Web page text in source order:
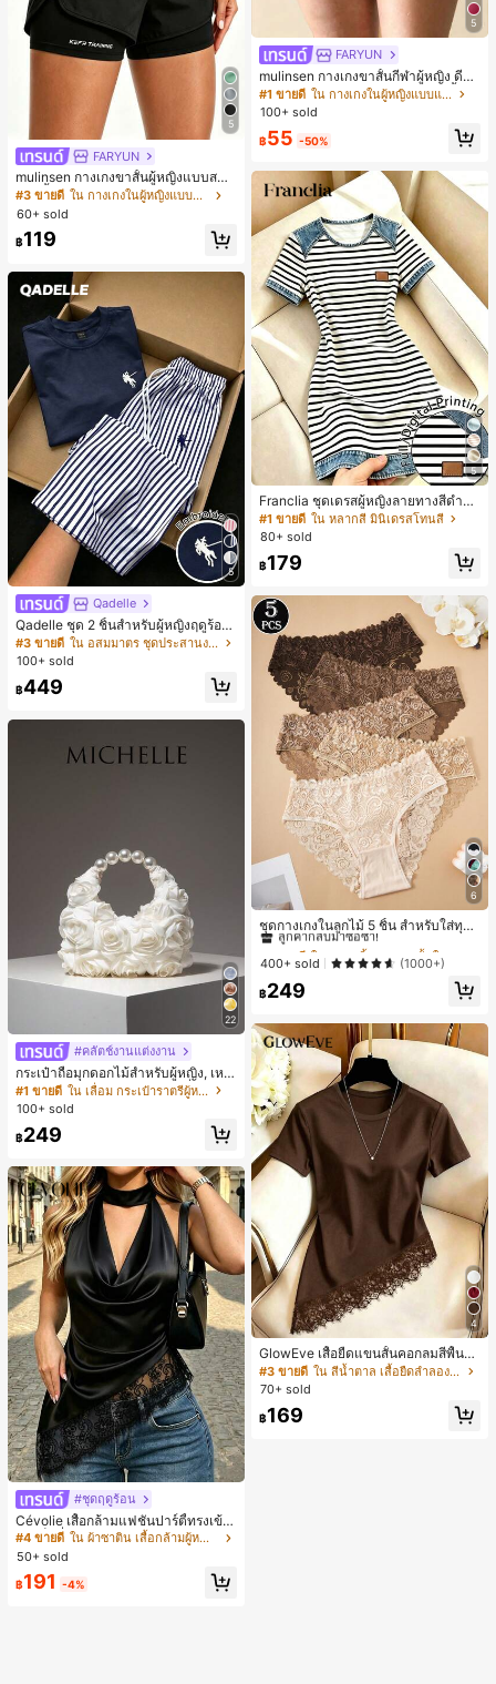
5
FARYUN
mulinsen กางเกงขาสั้นผู้หญิงแบบสบา
ยๆ สีพื้น หลวม อเนกประสงค์ กางเกงขา
สั้นกีฬา 2-In-1 สำหรับวิ่ง ฟิตเนส และก
ารฝึกซ้อมกีฬาในฤดูร้อน
#3 ขายดี
ใน กางเกงในผู้หญิงแบบแอคทีฟ
60+ sold
฿119
5
Qadelle
Qadelle ชุด 2 ชิ้นสำหรับผู้หญิงฤดูร้อน
แบบสบายๆ สำหรับใส่ทุกวัน, กางเกงขา
ยาวลายทางสีน้ำเงินเข้มและสีขาว, เสื้อ
#3 ขายดี
ใน อสมมาตร ชุดประสานงานสตรี
100+ sold
฿449
22
#คลัตช์งานแต่งงาน
กระเป๋าถือมุกดอกไม้สำหรับผู้หญิง, เหม
าะสำหรับชุดราตรี, ชุดบอล, เครื่องประ
ดับงานแต่งงาน, กระเป๋าสตางค์สุภาพส
สุ่ม)
#1 ขายดี
ใน เลื่อม กระเป๋าราตรีผู้หญิง
100+ sold
฿249
#ชุดฤดูร้อน
Cévolie เสื้อกล้ามแฟชั่นปาร์ตี้ทรงเข้า
รูป เซ็กซี่ คอเดรป คอคาวล์ จับย่น แต่ง
ลูกไม้ ดีไซน์ต่อผ้า เปิดหลัง แขนกุด
#4 ขายดี
ใน ผ้าซาติน เสื้อกล้ามผู้หญิง & Camis
50+ sold
฿191 -4%
5
FARYUN
mulinsen กางเกงขาสั้นกีฬาผู้หญิง ดีไซ
น์ปลายเปิด เอวยืดหยุ่น กางเกงขาสั้น
ลำลองกีฬาฤดูร้อน ความยาว 3/4
#1 ขายดี
ใน กางเกงในผู้หญิงแบบแอคทีฟ
100+ sold
฿55 -50%
5
Franclia ชุดเดรสผู้หญิงลายทางสีดำขา
วแบบแพตช์เวิร์กเอฟเฟกต์เดนิม สำหรั
บฤดูร้อน รุ่นใหม่ พิมพ์ดิจิทัลลายทางแบ
#1 ขายดี ใน หลากสี มินิเดรสโทนสี
80+ sold
฿179
6
ชุดกางเกงในลูกไม้ 5 ชิ้น สำหรับใส่ทุกวั
น
#1 ขายดี
ลูกค้ากลับมาซื้อซ้ำ!
#1 ขายดี
ลูกค้ากลับมาซื้อซ้ำ!
#1 ขายดี
ลูกค้ากลับมาซื้อซ้ำ!
#1 ขายดี
ลูกค้ากลับมาซื้อซ้ำ!
400+ sold (1000+)
฿249
4
GlowEve เสื้อยืดแขนสั้นคอกลมสีพื้นลำ
ลองอเนกประสงค์สำหรับผู้หญิง
#3 ขายดี
ใน สีน้ำตาล เสื้อยืดลำลองพื้นฐาน
70+ sold
฿169